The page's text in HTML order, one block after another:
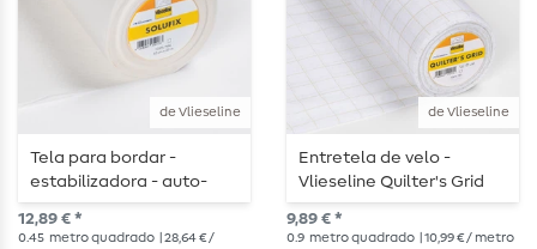
de Vlieseline
Tela para bordar -
estabilizadora - auto-
adesiva e solúvel em
água
12,89 € *
0.45 metro quadrado
| 28,64 € /
de Vlieseline
Entretela de velo -
Vlieseline Quilter's Grid
9,89 € *
0.9 metro quadrado
| 10,99 € / metro